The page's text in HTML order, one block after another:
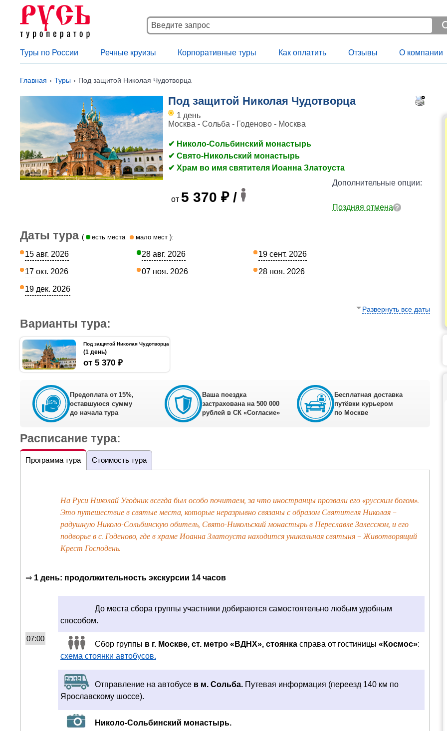
Туры по России Речные круизы Корпоративные туры Как оплатить Отзывы О компании
Главная Туры Под защитой Николая Чудотворца
Под защитой Николая Чудотворца
1 день
Москва - Сольба - Годеново - Москва
✔ Николо-Сольбинский монастырь
✔ Свято-Никольский монастырь
✔ Храм во имя святителя Иоанна Златоуста
от 5 370 ₽ /
Дополнительные опции:
Поздняя отмена
Даты тура ( есть места мало мест ):
15 авг. 2026 28 авг. 2026 19 сент. 2026
17 окт. 2026 07 ноя. 2026 28 ноя. 2026
19 дек. 2026
Развернуть все даты
Варианты тура:
Под защитой Николая Чудотворца
(1 день)
от 5 370 ₽
Предоплата от 15%,
оставшуюся сумму
до начала тура
Ваша поездка
застрахована на 500 000
рублей в СК «Согласие»
Бесплатная доставка
путёвки курьером
по Москве
Расписание тура:
Программа тура Стоимость тура
На Руси Николай Угодник всегда был особо почитаем, за что иностранцы прозвали его «русским богом».
Это путешествие в святые места, которые неразрывно связаны с образом Святителя Николая –
радушную Николо-Сольбинскую обитель, Свято-Никольский монастырь в Переславле Залесском, и его
подворье в с. Годеново, где в храме Иоанна Златоуста находится уникальная святыня – Животворящий
Крест Господень.
⇒ 1 день: продолжительность экскурсии 14 часов
До места сбора группы участники добираются самостоятельно любым удобным
способом.
07:00
Сбор группы в г. Москве, ст. метро «ВДНХ», стоянка справа от гостиницы «Космос»:
схема стоянки автобусов.
Отправление на автобусе в м. Сольба. Путевая информация (переезд 140 км по
Ярославскому шоссе).
Николо-Сольбинский монастырь.